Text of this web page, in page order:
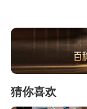
猜你喜欢